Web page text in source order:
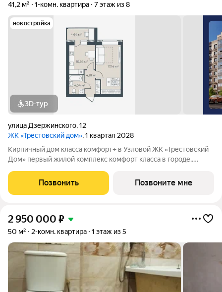
41,2 м²
1-комн. квартира 7 этаж из 8
новостройка
3D-тур
улица Дзержинского,12
ЖК «Трестовский дом», 1 квартал 2028
Кирпичный дом класса комфорт+ в Узловой ЖК «Трестовский
Дом» первый жилой комплекс комфорт класса в городе..
Кирпично-монолитный дом выполнен в современном стиле, с
теплым натуральным кирпичом
Позвонить Позвоните мне
2 950 000 ₽
50 м² 2-комн. квартира 1 этаж из 5